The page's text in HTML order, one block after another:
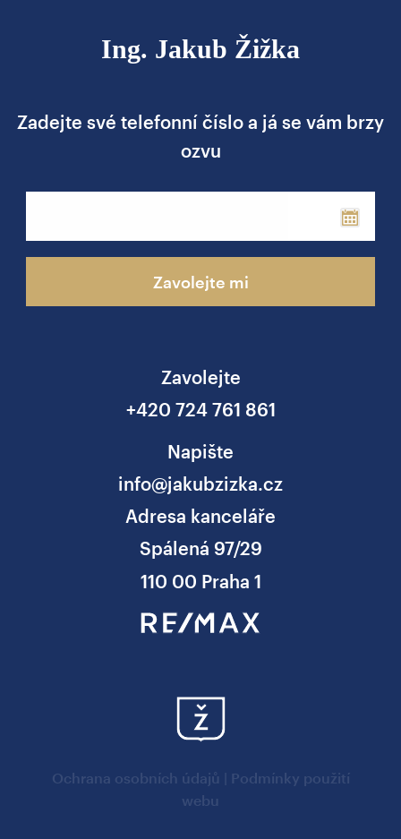
Ing. Jakub Žižka
Zadejte své telefonní číslo a já se vám brzy
ozvu
Zavolejte mi
Zavolejte
+420 724 761 861
Napište
info@jakubzizka.cz
Adresa kanceláře
Spálená 97/29
110 00 Praha 1
Ochrana osobních údajů
Podmínky použití
webu